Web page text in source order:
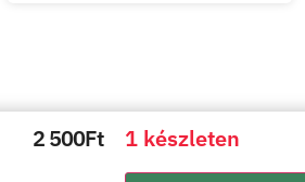
2 500Ft 1 készleten